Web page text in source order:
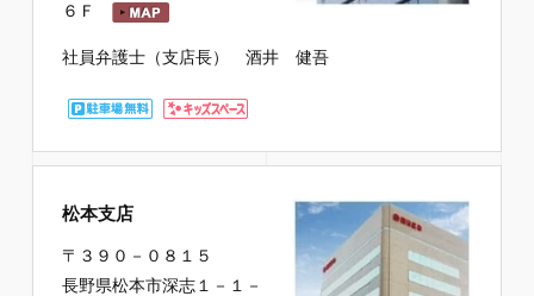
６Ｆ
社員弁護士（支店長） 酒井 健吾
松本支店
〒３９０－０８１５
長野県松本市深志１－１－